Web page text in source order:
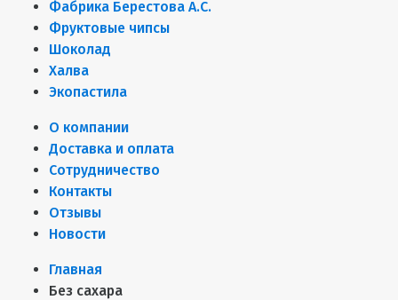
Фабрика Берестова А.С.
Фруктовые чипсы
Шоколад
Халва
Экопастила
О компании
Доставка и оплата
Сотрудничество
Контакты
Отзывы
Новости
Главная
Без сахара